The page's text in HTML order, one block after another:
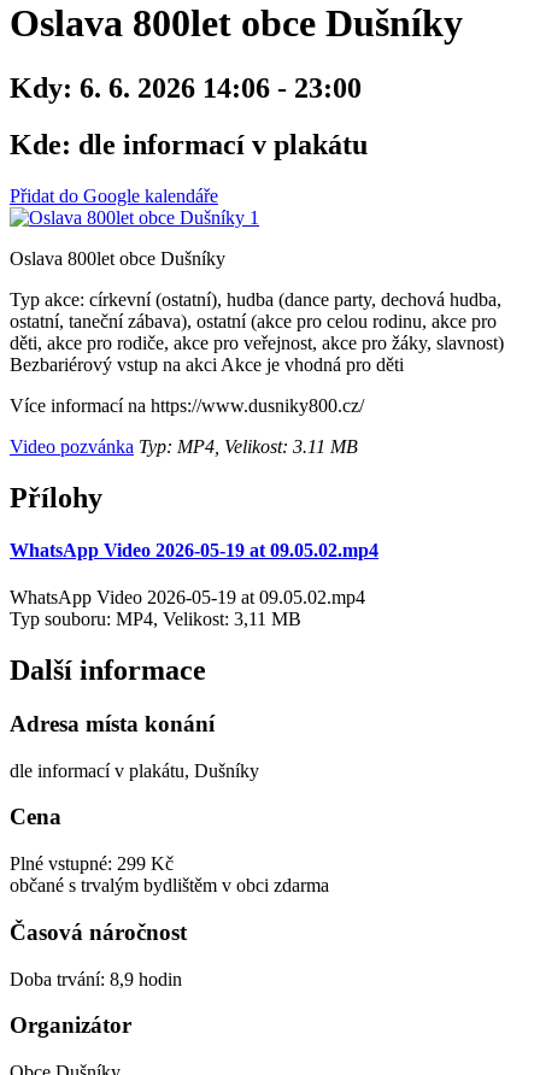
Oslava 800let obce Dušníky
Kdy: 6. 6. 2026 14:06 - 23:00
Kde: dle informací v plakátu
Přidat do Google kalendáře
Oslava 800let obce Dušníky
Typ akce: církevní (ostatní), hudba (dance party, dechová hudba,
ostatní, taneční zábava), ostatní (akce pro celou rodinu, akce pro
děti, akce pro rodiče, akce pro veřejnost, akce pro žáky, slavnost)
Bezbariérový vstup na akci Akce je vhodná pro děti
Více informací na https://www.dusniky800.cz/
Video pozvánka Typ: MP4, Velikost: 3.11 MB
Přílohy
WhatsApp Video 2026-05-19 at 09.05.02.mp4
WhatsApp Video 2026-05-19 at 09.05.02.mp4
Typ souboru: MP4, Velikost: 3,11 MB
Další informace
Adresa místa konání
dle informací v plakátu, Dušníky
Cena
Plné vstupné: 299 Kč
občané s trvalým bydlištěm v obci zdarma
Časová náročnost
Doba trvání: 8,9 hodin
Organizátor